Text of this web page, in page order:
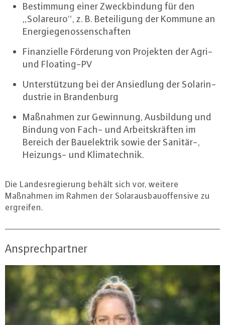
Be­stim­mung einer Zweck­bin­dung für den
„Solareuro“, z. B. Be­tei­li­gung der Kommune an
En­er­gie­ge­nos­sen­schaf­ten
Fi­nan­zi­el­le Förderung von Projekten der Agri-
und Floa­ting-PV
Un­ter­stüt­zung bei der An­sied­lung der So­lar­in­
dus­trie in Bran­den­burg
Maßnahmen zur Gewinnung, Aus­bil­dung und
Bindung von Fach- und Ar­beits­kräf­ten im
Bereich der Bau­elek­trik sowie der Sanitär-,
Heizungs- und Kli­ma­tech­nik.
Die Lan­des­re­gie­rung behält sich vor, weitere
Maßnahmen im Rahmen der So­lar­aus­bau­of­fen­si­ve zu
ergreifen.
Ansprechpartner